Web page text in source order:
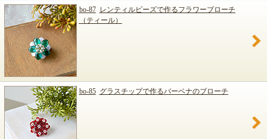
bo-87 レンティルビーズで作るフラワーブローチ
（ティール）
bo-85 グラスチップで作るバーベナのブローチ